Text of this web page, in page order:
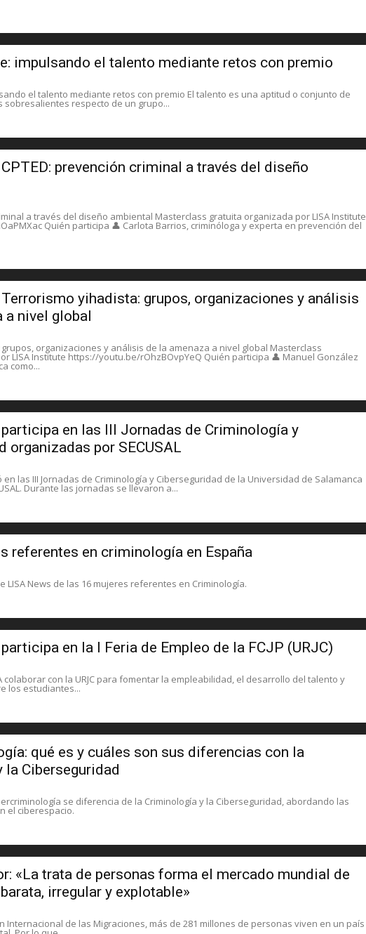
impulsando el talento mediante retos con premio
el talento mediante retos con premio El talento es una aptitud o conjunto de
sobresalientes respecto de un grupo...
prevención criminal a través del diseño
a través del diseño ambiental Masterclass gratuita organizada por LISA Institute
Quién participa 👤 Carlota Barrios, criminóloga y experta en prevención del
yihadista: grupos, organizaciones y análisis
a nivel global
organizaciones y análisis de la amenaza a nivel global Masterclass
LISA Institute https://youtu.be/rOhzBOvpYeQ Quién participa 👤 Manuel González
como...
en las III Jornadas de Criminología y
organizadas por SECUSAL
en las III Jornadas de Criminología y Ciberseguridad de la Universidad de Salamanca
Durante las jornadas se llevaron a...
referentes en criminología en España
LISA News de las 16 mujeres referentes en Criminología.
en la I Feria de Empleo de la FCJP (URJC)
colaborar con la URJC para fomentar la empleabilidad, el desarrollo del talento y
los estudiantes...
qué es y cuáles son sus diferencias con la
la Ciberseguridad
se diferencia de la Criminología y la Ciberseguridad, abordando las
el ciberespacio.
«La trata de personas forma el mercado mundial de
irregular y explotable»
Internacional de las Migraciones, más de 281 millones de personas viven en un país